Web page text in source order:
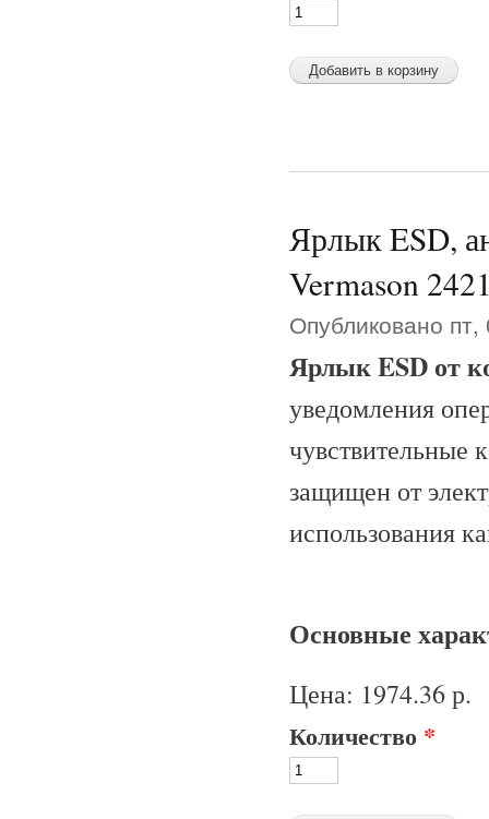
Ярлык ESD,
Vermason
Опубликовано
Ярлык ESD от
уведомления
чувствительные
защищен от
использования
Основные
Цена: 1974.36 р.
Количество *